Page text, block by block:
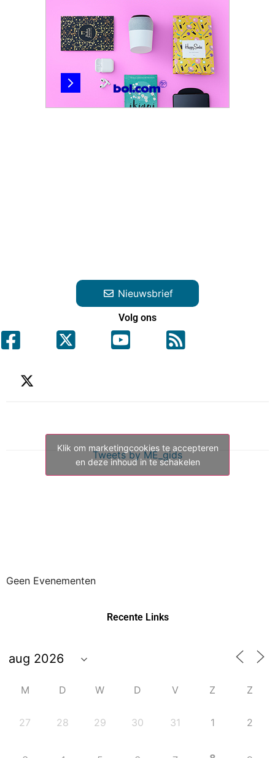
Nieuwsbrief
Volg ons
Tweets by ME_gids
Klik om marketingcookies te accepteren
en deze inhoud in te schakelen
Geen Evenementen
Recente Links
M D W D V Z Z
27 28 29 30 31 1 2